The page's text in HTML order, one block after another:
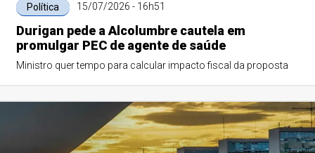
Política 15/07/2026 - 16h51
Durigan pede a Alcolumbre cautela em
promulgar PEC de agente de saúde
Ministro quer tempo para calcular impacto fiscal da proposta